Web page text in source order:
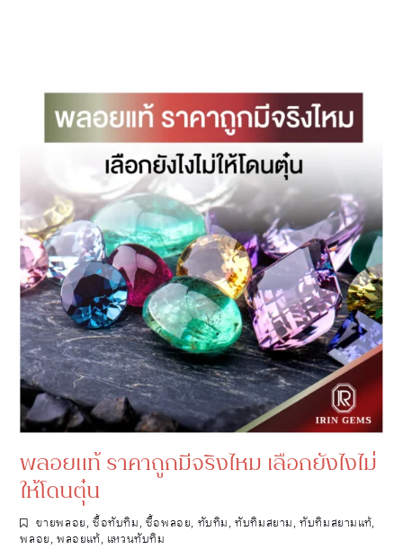
พลอยแท้ ราคาถูกมีจริงไหม เลือกยังไงไม่
ให้โดนตุ๋น
ขายพลอย,ซื้อทับทิม, ซื้อพลอย, ทับทิม,ทับทิมสยาม,ทับทิมสยามแท้,
พลอย, พลอยแท้, แหวนทับทิม